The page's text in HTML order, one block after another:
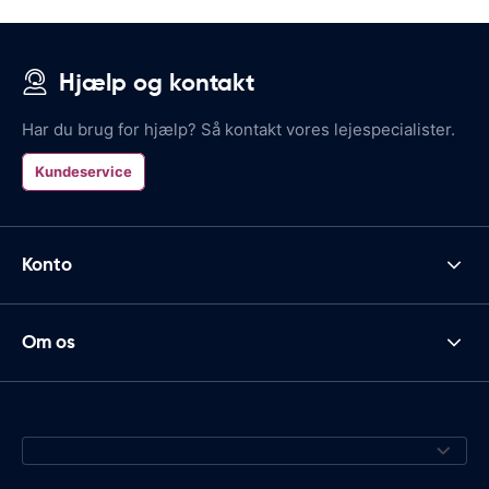
Hjælp og kontakt
Har du brug for hjælp? Så kontakt vores lejespecialister.
Kundeservice
Konto
Om os